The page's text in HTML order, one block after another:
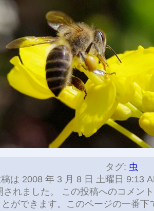
タグ: 虫
稿は 2008 年 3 月 8 日 土曜日 9:13
されました。 この投稿へのコメン
ができます。このページの一番下